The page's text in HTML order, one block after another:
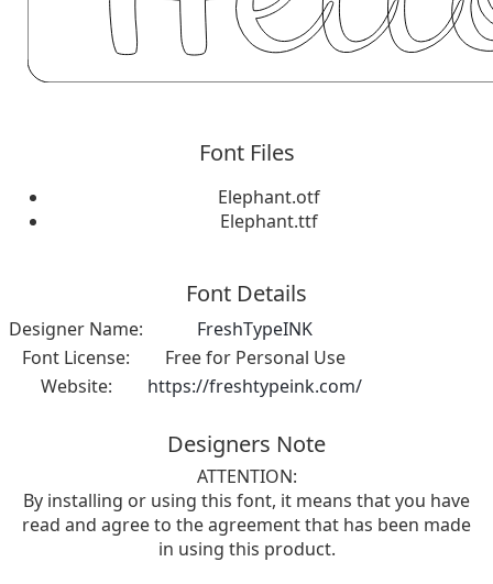
Font Files
Elephant.otf
Elephant.ttf
Font Details
Designer Name:
FreshTypeINK
Font License:
Free for Personal Use
Website:
https://freshtypeink.com/
Designers Note
ATTENTION:
By installing or using this font, it means that you have
read and agree to the agreement that has been made
in using this product.